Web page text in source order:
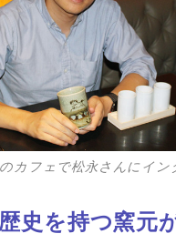
カフェで松永さんにイン
史を持つ窯元